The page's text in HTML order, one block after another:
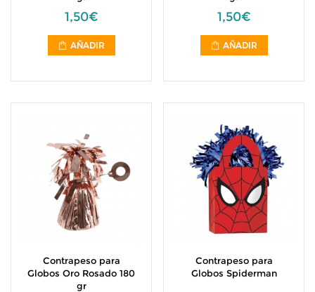
1,50€
AÑADIR
1,50€
AÑADIR
Contrapeso para
Globos Oro Rosado 180
gr
Contrapeso para
Globos Spiderman